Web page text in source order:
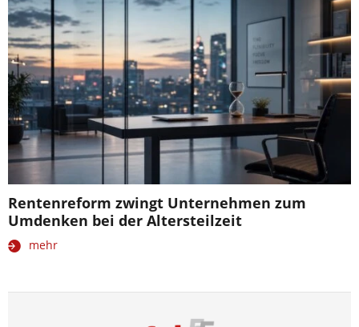
Rentenreform zwingt Unternehmen zum
Umdenken bei der Altersteilzeit
mehr